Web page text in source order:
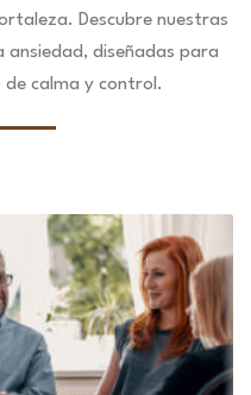
Descubre nuestras
ansiedad, diseñadas para
de calma y control.